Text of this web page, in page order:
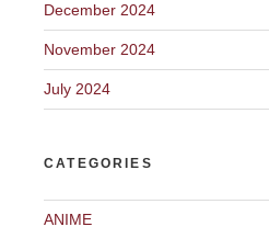
December 2024
November 2024
July 2024
CATEGORIES
ANIME